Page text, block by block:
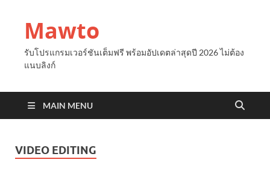
Mawto
รับโปรแกรมเวอร์ชันเต็มฟรี พร้อมอัปเดตล่าสุดปี 2026 ไม่ต้อง
แนบลิงก์
MAIN MENU
VIDEO EDITING